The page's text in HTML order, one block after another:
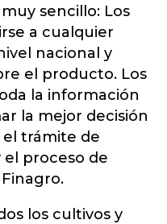
sencillo: Los
a cualquier
nacional y
el producto. Los
la información
la mejor decisión
el trámite de
el proceso de
los cultivos y